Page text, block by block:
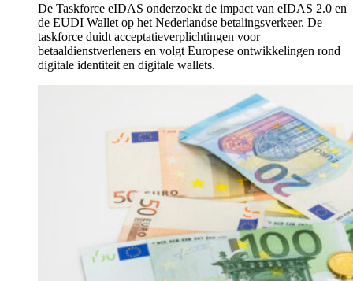
De Taskforce eIDAS onderzoekt de impact van eIDAS 2.0 en
de EUDI Wallet op het Nederlandse betalingsverkeer. De
taskforce duidt acceptatieverplichtingen voor
betaaldienstverleners en volgt Europese ontwikkelingen rond
digitale identiteit en digitale wallets.